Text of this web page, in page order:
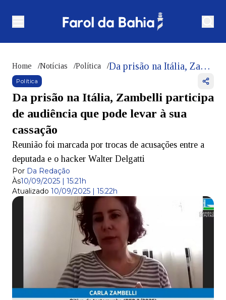
Home /Notícias /Política / Da prisão na Itália, Zambelli participa de audiência que pode levar à sua cassação
Política
Da prisão na Itália, Zambelli participa
de audiência que pode levar à sua
cassação
Reunião foi marcada por trocas de acusações entre a
deputada e o hacker Walter Delgatti
Por Da Redação
Às10/09/2025 | 15:21h
Atualizado 10/09/2025 | 15:22h